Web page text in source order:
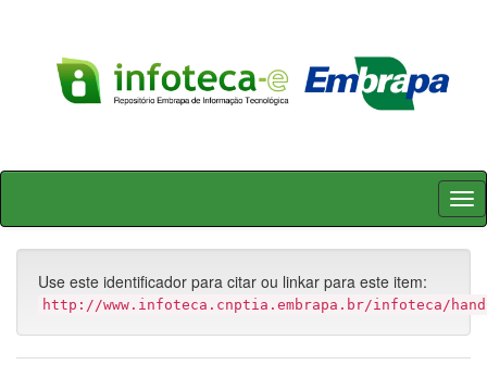
Skip
Use este identificador para citar ou linkar para este item:
http://www.infoteca.cnptia.embrapa.br/infoteca/